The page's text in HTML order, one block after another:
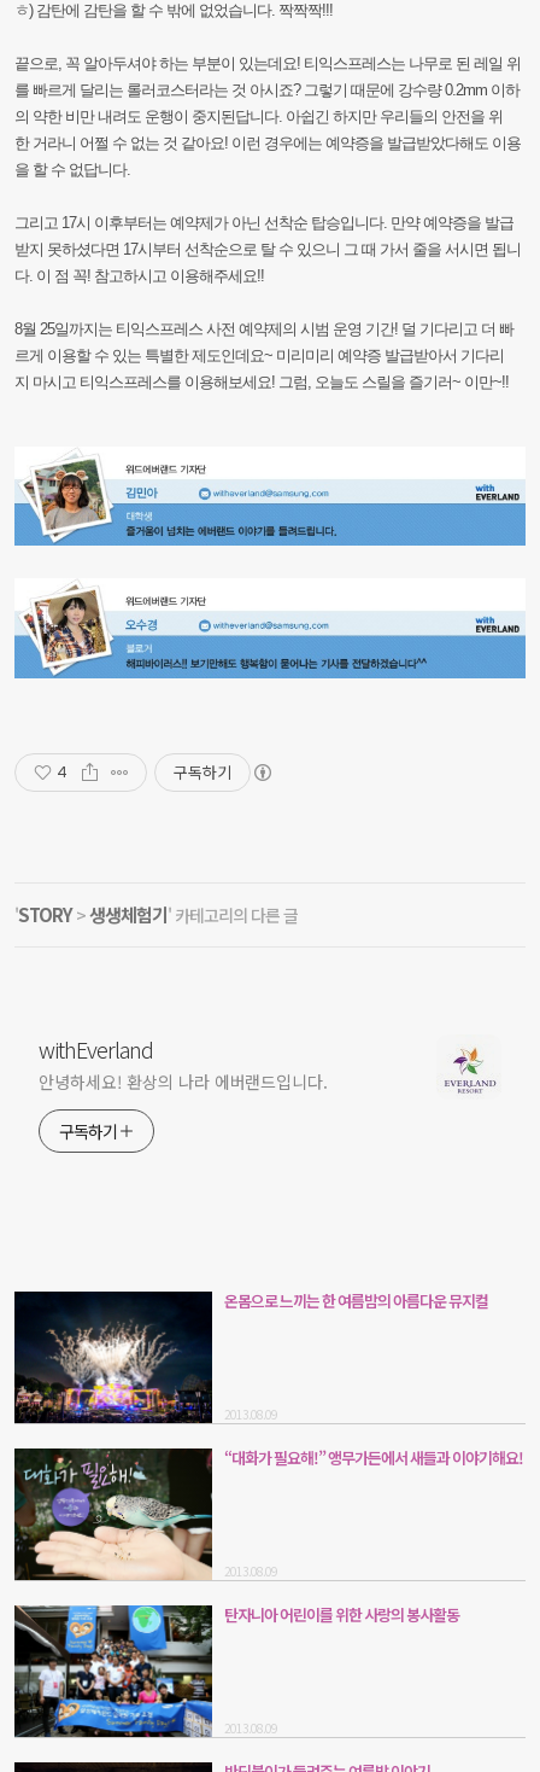
ㅎ) 감탄에 감탄을 할 수 밖에 없었습니다. 짝짝짝!!!
끝으로, 꼭 알아두셔야 하는 부분이 있는데요! 티익스프레스는 나무로 된 레일 위
를 빠르게 달리는 롤러코스터라는 것 아시죠? 그렇기 때문에 강수량 0.2mm 이하
의 약한 비만 내려도 운행이 중지된답니다. 아쉽긴 하지만 우리들의 안전을 위
한 거라니 어쩔 수 없는 것 같아요! 이런 경우에는 예약증을 발급받았다해도 이용
을 할 수 없답니다.
그리고 17시 이후부터는 예약제가 아닌 선착순 탑승입니다. 만약 예약증을 발급
받지 못하셨다면 17시부터 선착순으로 탈 수 있으니 그 때 가서 줄을 서시면 됩니
다. 이 점 꼭! 참고하시고 이용해주세요!!
8월 25일까지는 티익스프레스 사전 예약제의 시범 운영 기간! 덜 기다리고 더 빠
르게 이용할 수 있는 특별한 제도인데요~ 미리미리 예약증 발급받아서 기다리
지 마시고 티익스프레스를 이용해보세요! 그럼, 오늘도 스릴을 즐기러~ 이만~!!
4 구독하기
'STORY>생생체험기' 카테고리의 다른 글
withEverland
안녕하세요! 환상의 나라 에버랜드입니다.
구독하기
온몸으로 느끼는 한 여름밤의 아름다운 뮤지컬
2013.08.09
“대화가 필요해!” 앵무가든에서 새들과 이야기해요!
2013.08.09
탄자니아 어린이를 위한 사랑의 봉사활동
2013.08.09